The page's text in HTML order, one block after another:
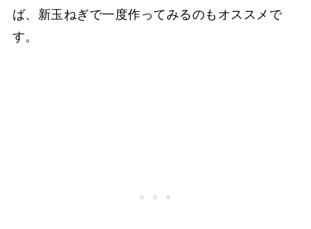
ば、新玉ねぎで一度作ってみるのもオススメで
す。